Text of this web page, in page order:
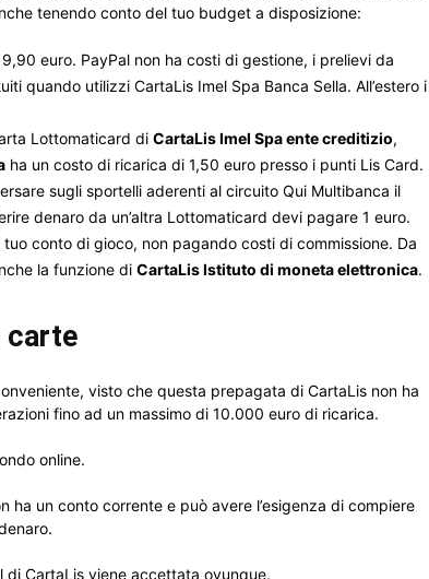
tenendo conto del tuo budget a disposizione:
euro. PayPal non ha costi di gestione, i prelievi da
quando utilizzi CartaLis Imel Spa Banca Sella. All’estero i
Lottomaticard di CartaLis Imel Spa ente creditizio,
ha un costo di ricarica di 1,50 euro presso i punti Lis Card.
sugli sportelli aderenti al circuito Qui Multibanca il
denaro da un’altra Lottomaticard devi pagare 1 euro.
conto di gioco, non pagando costi di commissione. Da
la funzione di CartaLis Istituto di moneta elettronica.
carte
visto che questa prepagata di CartaLis non ha
fino ad un massimo di 10.000 euro di ricarica.
online.
ha un conto corrente e può avere l’esigenza di compiere
CartaLis viene accettata ovunque.